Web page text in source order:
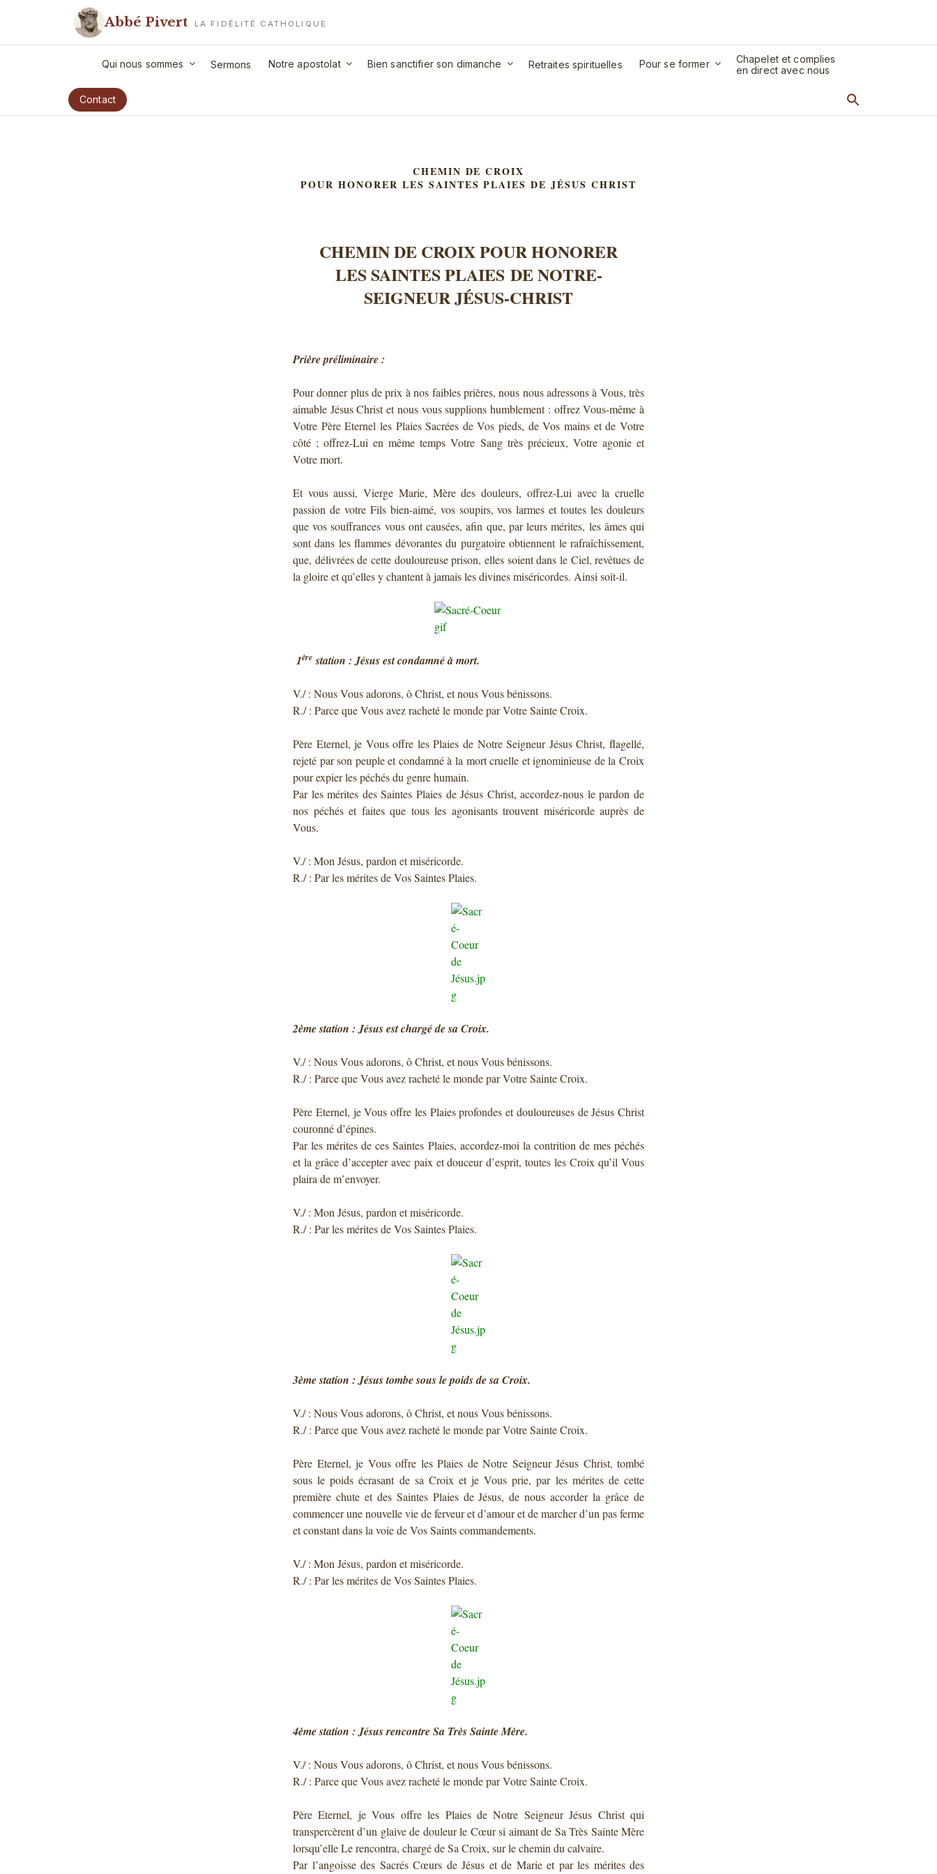
Abbé Pivert LA FIDÉLITÉ CATHOLIQUE
Qui nous sommes Sermons Notre apostolat Bien sanctifier son dimanche Retraites spirituelles Pour se former
Chapelet et complies
en direct avec nous
Contact
CHEMIN DE CROIX
POUR HONORER LES SAINTES PLAIES DE JÉSUS CHRIST
CHEMIN DE CROIX POUR HONORER
LES SAINTES PLAIES DE NOTRE-
SEIGNEUR JÉSUS-CHRIST
Prière préliminaire :
Pour donner plus de prix à nos faibles prières, nous nous adressons à Vous, très
aimable Jésus Christ et nous vous supplions humblement : offrez Vous-même à
Votre Père Eternel les Plaies Sacrées de Vos pieds, de Vos mains et de Votre
côté ; offrez-Lui en même temps Votre Sang très précieux, Votre agonie et
Votre mort.
Et vous aussi, Vierge Marie, Mère des douleurs, offrez-Lui avec la cruelle
passion de votre Fils bien-aimé, vos soupirs, vos larmes et toutes les douleurs
que vos souffrances vous ont causées, afin que, par leurs mérites, les âmes qui
sont dans les flammes dévorantes du purgatoire obtiennent le rafraîchissement,
que, délivrées de cette douloureuse prison, elles soient dans le Ciel, revêtues de
la gloire et qu’elles y chantent à jamais les divines miséricordes. Ainsi soit-il.
1ère station : Jésus est condamné à mort.
V./ : Nous Vous adorons, ô Christ, et nous Vous bénissons.
R./ : Parce que Vous avez racheté le monde par Votre Sainte Croix.
Père Eternel, je Vous offre les Plaies de Notre Seigneur Jésus Christ, flagellé,
rejeté par son peuple et condamné à la mort cruelle et ignominieuse de la Croix
pour expier les péchés du genre humain.
Par les mérites des Saintes Plaies de Jésus Christ, accordez-nous le pardon de
nos péchés et faites que tous les agonisants trouvent miséricorde auprès de
Vous.
V./ : Mon Jésus, pardon et miséricorde.
R./ : Par les mérites de Vos Saintes Plaies.
2ème station : Jésus est chargé de sa Croix.
V./ : Nous Vous adorons, ô Christ, et nous Vous bénissons.
R./ : Parce que Vous avez racheté le monde par Votre Sainte Croix.
Père Eternel, je Vous offre les Plaies profondes et douloureuses de Jésus Christ
couronné d’épines.
Par les mérites de ces Saintes Plaies, accordez-moi la contrition de mes péchés
et la grâce d’accepter avec paix et douceur d’esprit, toutes les Croix qu’il Vous
plaira de m’envoyer.
V./ : Mon Jésus, pardon et miséricorde.
R./ : Par les mérites de Vos Saintes Plaies.
3ème station : Jésus tombe sous le poids de sa Croix.
V./ : Nous Vous adorons, ô Christ, et nous Vous bénissons.
R./ : Parce que Vous avez racheté le monde par Votre Sainte Croix.
Père Eternel, je Vous offre les Plaies de Notre Seigneur Jésus Christ, tombé
sous le poids écrasant de sa Croix et je Vous prie, par les mérites de cette
première chute et des Saintes Plaies de Jésus, de nous accorder la grâce de
commencer une nouvelle vie de ferveur et d’amour et de marcher d’un pas ferme
et constant dans la voie de Vos Saints commandements.
V./ : Mon Jésus, pardon et miséricorde.
R./ : Par les mérites de Vos Saintes Plaies.
4ème station : Jésus rencontre Sa Très Sainte Mère.
V./ : Nous Vous adorons, ô Christ, et nous Vous bénissons.
R./ : Parce que Vous avez racheté le monde par Votre Sainte Croix.
Père Eternel, je Vous offre les Plaies de Notre Seigneur Jésus Christ qui
transpercèrent d’un glaive de douleur le Cœur si aimant de Sa Très Sainte Mère
lorsqu’elle Le rencontra, chargé de Sa Croix, sur le chemin du calvaire.
Par l’angoisse des Sacrés Cœurs de Jésus et de Marie et par les mérites des